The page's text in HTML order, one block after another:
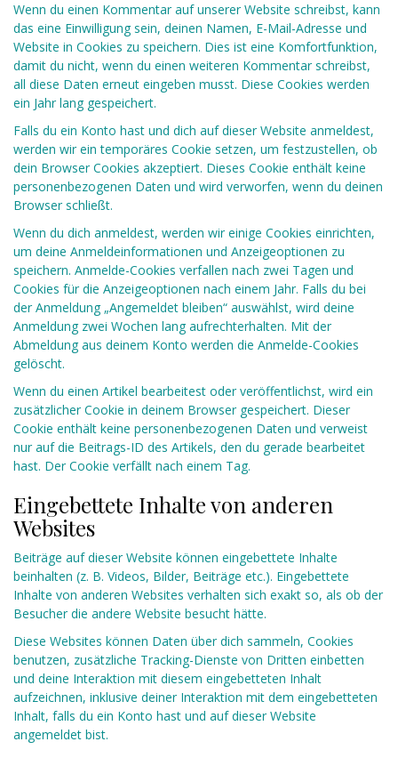
Wenn du einen Kommentar auf unserer Website schreibst, kann
das eine Einwilligung sein, deinen Namen, E-Mail-Adresse und
Website in Cookies zu speichern. Dies ist eine Komfortfunktion,
damit du nicht, wenn du einen weiteren Kommentar schreibst,
all diese Daten erneut eingeben musst. Diese Cookies werden
ein Jahr lang gespeichert.
Falls du ein Konto hast und dich auf dieser Website anmeldest,
werden wir ein temporäres Cookie setzen, um festzustellen, ob
dein Browser Cookies akzeptiert. Dieses Cookie enthält keine
personenbezogenen Daten und wird verworfen, wenn du deinen
Browser schließt.
Wenn du dich anmeldest, werden wir einige Cookies einrichten,
um deine Anmeldeinformationen und Anzeigeoptionen zu
speichern. Anmelde-Cookies verfallen nach zwei Tagen und
Cookies für die Anzeigeoptionen nach einem Jahr. Falls du bei
der Anmeldung „Angemeldet bleiben“ auswählst, wird deine
Anmeldung zwei Wochen lang aufrechterhalten. Mit der
Abmeldung aus deinem Konto werden die Anmelde-Cookies
gelöscht.
Wenn du einen Artikel bearbeitest oder veröffentlichst, wird ein
zusätzlicher Cookie in deinem Browser gespeichert. Dieser
Cookie enthält keine personenbezogenen Daten und verweist
nur auf die Beitrags-ID des Artikels, den du gerade bearbeitet
hast. Der Cookie verfällt nach einem Tag.
Eingebettete Inhalte von anderen
Websites
Beiträge auf dieser Website können eingebettete Inhalte
beinhalten (z. B. Videos, Bilder, Beiträge etc.). Eingebettete
Inhalte von anderen Websites verhalten sich exakt so, als ob der
Besucher die andere Website besucht hätte.
Diese Websites können Daten über dich sammeln, Cookies
benutzen, zusätzliche Tracking-Dienste von Dritten einbetten
und deine Interaktion mit diesem eingebetteten Inhalt
aufzeichnen, inklusive deiner Interaktion mit dem eingebetteten
Inhalt, falls du ein Konto hast und auf dieser Website
angemeldet bist.